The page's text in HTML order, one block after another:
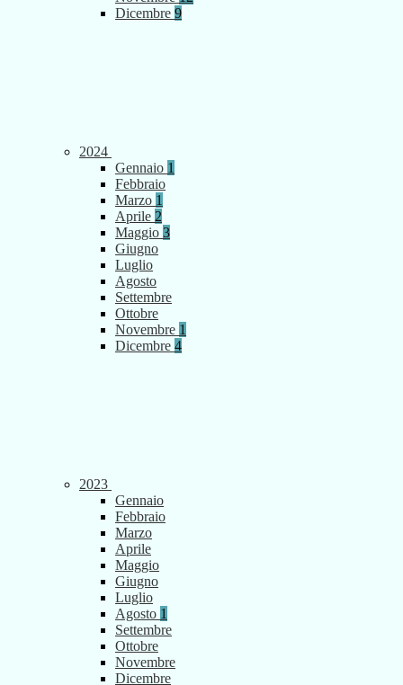
Dicembre 9
2024
Gennaio 1
Febbraio
Marzo 1
Aprile 2
Maggio 3
Giugno
Luglio
Agosto
Settembre
Ottobre
Novembre 1
Dicembre 4
2023
Gennaio
Febbraio
Marzo
Aprile
Maggio
Giugno
Luglio
Agosto 1
Settembre
Ottobre
Novembre
Dicembre